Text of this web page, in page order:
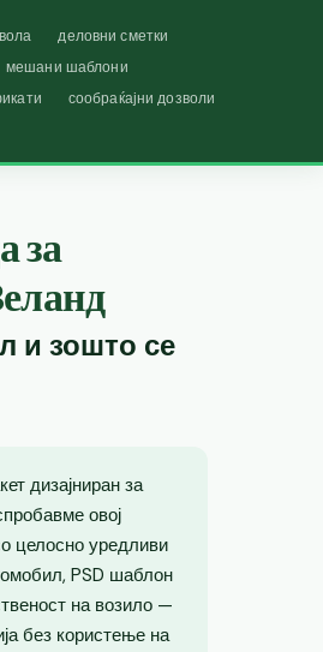
деловни сметки
мешани шаблони
сообраќајни дозволи
за
и зошто се
дизајниран за
овој
целосно уредливи
PSD шаблон
на возило —
без користење на